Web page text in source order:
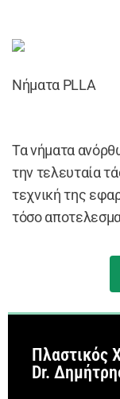
Νήματα PLLA
Τα νήματα
την τελευταία
τεχνική της
τόσο
Πλαστικός
Dr.